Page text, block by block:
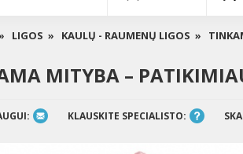
LIGOS » KAULŲ - RAUMENŲ LIGOS »
MITYBA –
KLAUSKITE SPECIALISTO: